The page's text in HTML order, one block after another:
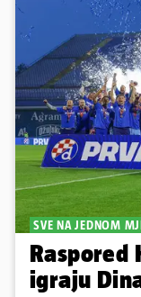
SVE NA JEDNOM
Raspored
igraju